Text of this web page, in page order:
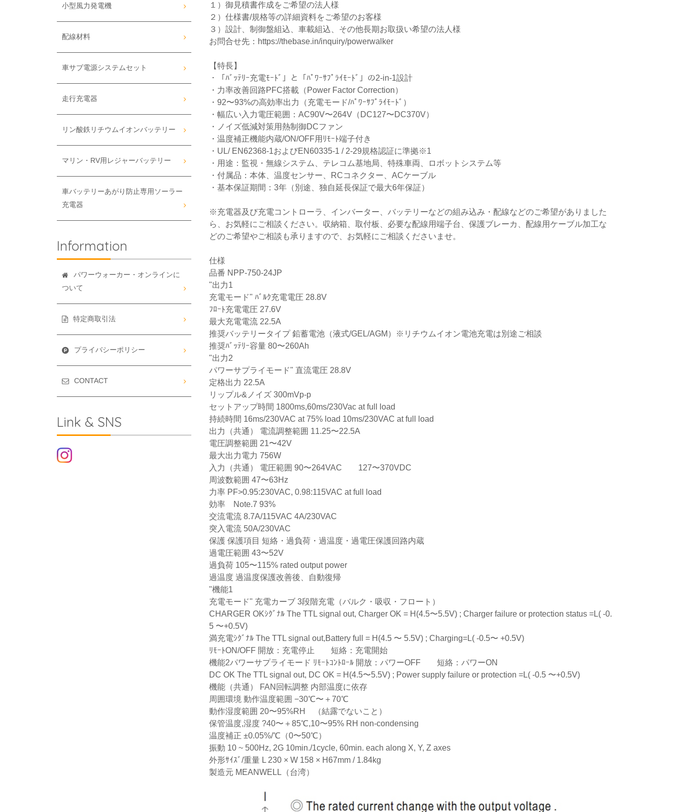
１）御見積書作成をご希望の法人様
２）仕様書/規格等の詳細資料をご希望のお客様
３）設計、制御盤組込、車載組込、その他長期お取扱い希望の法人様
お問合せ先： https://thebase.in/inquiry/powerwalker
【特長】
・「ﾊﾞｯﾃﾘｰ充電ﾓｰﾄﾞ」と「ﾊﾟﾜｰｻﾌﾟﾗｲﾓｰﾄﾞ」の2-in-1設計
・力率改善回路PFC搭載（Power Factor Correction）
・92〜93%の高効率出力（充電モード/ﾊﾟﾜｰｻﾌﾟﾗｲﾓｰﾄﾞ）
・幅広い入力電圧範囲：AC90V〜264V（DC127〜DC370V）
・ノイズ低減対策用熱制御DCファン
・温度補正機能内蔵/ON/OFF用ﾘﾓｰﾄ端子付き
・UL/ EN62368-1およびEN60335-1 / 2-29規格認証に準拠※1
・用途：監視・無線システム、テレコム基地局、特殊車両、ロボットシステム等
・付属品：本体、温度センサー、RCコネクター、ACケーブル
・基本保証期間：3年（別途、独自延長保証で最大6年保証）
※充電器及び充電コントローラ、インバーター、バッテリーなどの組み込み・配線などのご希望がありました
ら、お気軽にご相談ください。収納箱、取付板、必要な配線用端子台、保護ブレーカ、配線用ケーブル加工な
どのご希望やご相談も承りますので、お気軽にご相談くださいませ。
仕様
品番 NPP-750-24JP
"出力1
充電モード" ﾊﾞﾙｸ充電電圧 28.8V
ﾌﾛｰﾄ充電電圧 27.6V
最大充電電流 22.5A
推奨バッテリータイプ 鉛蓄電池（液式/GEL/AGM）※リチウムイオン電池充電は別途ご相談
推奨ﾊﾞｯﾃﾘｰ容量 80〜260Ah
"出力2
パワーサプライモード" 直流電圧 28.8V
定格出力 22.5A
リップル&ノイズ 300mVp-p
セットアップ時間 1800ms,60ms/230Vac at full load
持続時間 16ms/230VAC at 75% load 10ms/230VAC at full load
出力（共通） 電流調整範囲 11.25〜22.5A
電圧調整範囲 21〜42V
最大出力電力 756W
入力（共通） 電圧範囲 90〜264VAC 127〜370VDC
周波数範囲 47〜63Hz
力率 PF>0.95:230VAC, 0.98:115VAC at full load
効率 Note.7 93%
交流電流 8.7A/115VAC 4A/230VAC
突入電流 50A/230VAC
保護 保護項目 短絡・過負荷・過温度・過電圧保護回路内蔵
過電圧範囲 43〜52V
過負荷 105〜115% rated output power
過温度 過温度保護改善後、自動復帰
"機能1
充電モード" 充電カーブ 3段階充電（バルク・吸収・フロート）
CHARGER OKｼｸﾞﾅﾙ The TTL signal out, Charger OK = H(4.5〜5.5V) ; Charger failure or protection status =L( -0.
5 〜+0.5V)
満充電ｼｸﾞﾅﾙ The TTL signal out,Battery full = H(4.5 〜 5.5V) ; Charging=L( -0.5〜 +0.5V)
ﾘﾓｰﾄON/OFF 開放：充電停止 短絡：充電開始
機能2パワーサプライモード ﾘﾓｰﾄｺﾝﾄﾛｰﾙ 開放：パワーOFF 短絡：パワーON
DC OK The TTL signal out, DC OK = H(4.5〜5.5V) ; Power supply failure or protection =L( -0.5 〜+0.5V)
機能（共通） FAN回転調整 内部温度に依存
周囲環境 動作温度範囲 −30℃〜＋70℃
動作湿度範囲 20〜95%RH （結露でないこと）
保管温度,湿度 ?40〜＋85℃,10〜95% RH non-condensing
温度補正 ±0.05%/℃（0〜50℃）
振動 10 ~ 500Hz, 2G 10min./1cycle, 60min. each along X, Y, Z axes
外形ｻｲｽﾞ/重量 L 230 × W 158 × H67mm / 1.84kg
製造元 MEANWELL（台湾）
小型風力発電機
配線材料
車サブ電源システムセット
走行充電器
リン酸鉄リチウムイオンバッテリー
マリン・RV用レジャーバッテリー
車バッテリーあがり防止専用ソーラー
充電器
Information
パワーウォーカー・オンラインに
ついて
特定商取引法
プライバシーポリシー
CONTACT
Link & SNS